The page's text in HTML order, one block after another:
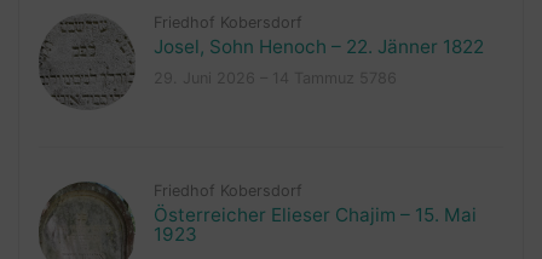
Friedhof Kobersdorf
Josel, Sohn Henoch – 22. Jänner 1822
Friedhof Kobersdorf
Österreicher Elieser Chajim – 15. Mai
1923